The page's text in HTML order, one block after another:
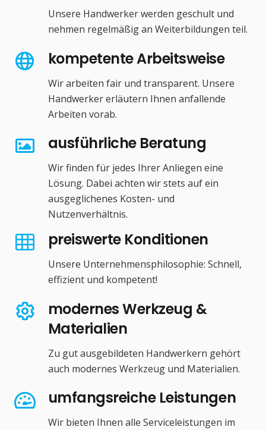
Unsere Handwerker werden geschult und
nehmen regelmäßig an Weiterbildungen teil.
kompetente Arbeitsweise
Wir arbeiten fair und transparent. Unsere
Handwerker erläutern Ihnen anfallende
Arbeiten vorab.
ausführliche Beratung
Wir finden für jedes Ihrer Anliegen eine
Lösung. Dabei achten wir stets auf ein
ausgeglichenes Kosten- und
Nutzenverhältnis.
preiswerte Konditionen
Unsere Unternehmensphilosophie: Schnell,
effizient und kompetent!
modernes Werkzeug &
Materialien
Zu gut ausgebildeten Handwerkern gehört
auch modernes Werkzeug und Materialien.
umfangsreiche Leistungen
Wir bieten Ihnen alle Serviceleistungen im